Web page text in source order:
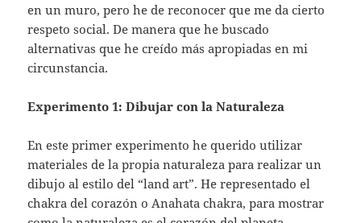
en un muro, pero he de reconocer que me da cierto
respeto social. De manera que he buscado
alternativas que he creído más apropiadas en mi
circunstancia.
Experimento 1: Dibujar con la Naturaleza
En este primer experimento he querido utilizar
materiales de la propia naturaleza para realizar un
dibujo al estilo del “land art”. He representado el
chakra del corazón o Anahata chakra, para mostrar